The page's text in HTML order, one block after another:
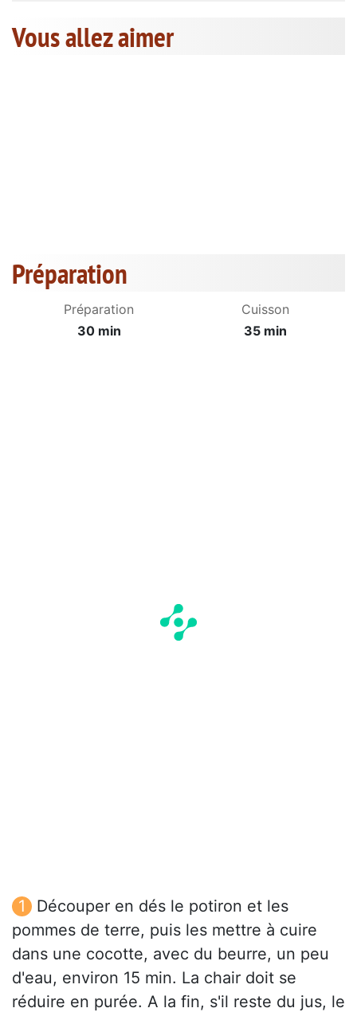
Vous allez aimer
Préparation
Préparation
30 min
Cuisson
35 min
Découper en dés le potiron et les
pommes de terre, puis les mettre à cuire
dans une cocotte, avec du beurre, un peu
d'eau, environ 15 min. La chair doit se
réduire en purée. A la fin, s'il reste du jus, le